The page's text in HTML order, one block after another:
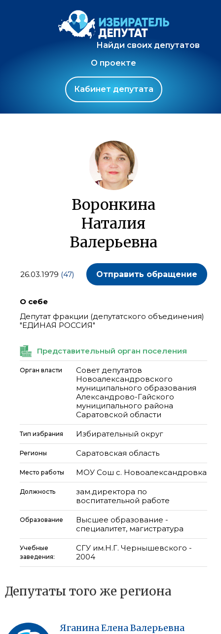
Найди своих депутатов
О проекте
Кабинет депутата
Воронкина
Наталия
Валерьевна
26.03.1979 (47) Отправить обращение
О себе
Депутат фракции (депутатского объединения)
"ЕДИНАЯ РОССИЯ"
Представительный орган поселения
Орган власти
Совет депутатов
Новоалександровского
муниципального образования
Александрово-Гайского
муниципального района
Саратовской области
Тип избрания Избирательный округ
Регионы Саратовская область
Место работы МОУ Сош с. Новоалександровка
Должность
зам.директора по
воспитательной работе
Образование
Высшее образование -
специалитет, магистратура
Учебные
заведения:
СГУ им.Н.Г. Чернышевского -
2004
Депутаты того же региона
ЯганинаЕленаВалерьевна